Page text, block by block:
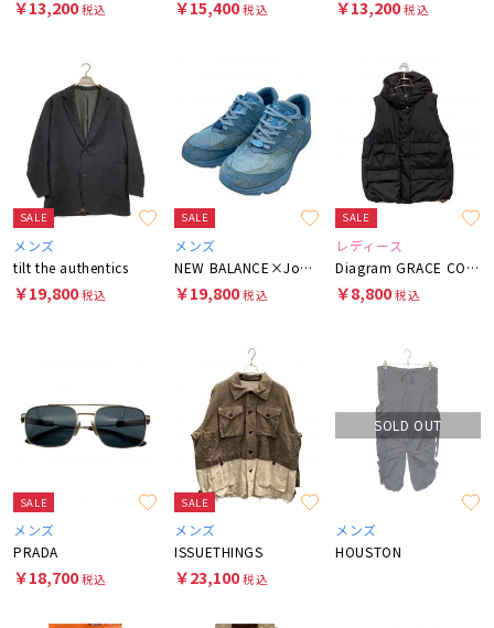
￥13,200税込 ￥15,400税込 ￥13,200税込
SALE
メンズ
tilt the authentics
￥19,800税込
SALE
メンズ
NEW BALANCE×Joe Freshgoods
￥19,800税込
SALE
レディース
Diagram GRACE CONTINENTAL
￥8,800税込
SALE
メンズ
PRADA
￥18,700税込
SALE
メンズ
ISSUETHINGS
￥23,100税込
SOLD OUT
メンズ
HOUSTON